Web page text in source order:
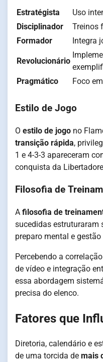
Estratégista
Uso
Disciplinador
Treinos
Formador
Integra
Revolucionário
Pragmático
Foco
Estilo de Jogo
O estilo de jogo no
transição rápida,
1 e 4-3-3 apareceram
conquista da
Filosofia de
A filosofia de
sucedidas estruturaram
preparo mental e
Percebendo a
de vídeo e integração
essa abordagem
precisa do elenco.
Fatores que
Diretoria, calendário e
de uma torcida de mais